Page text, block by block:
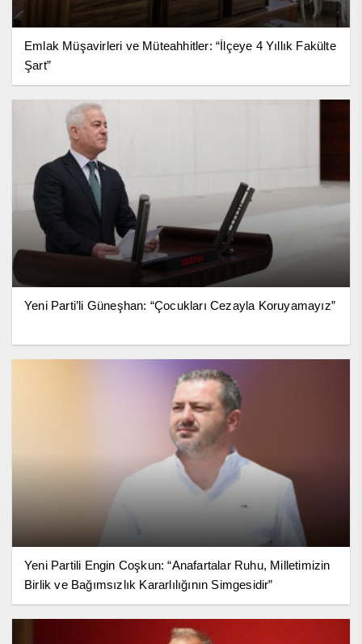
Emlak Müşavirleri ve Müteahhitler: “İlçeye 4 Yıllık Fakülte
Şart”
Yeni Parti’li Güneşhan: “Çocukları Cezayla Koruyamayız”
Yeni Partili Engin Coşkun: “Anafartalar Ruhu, Milletimizin
Birlik ve Bağımsızlık Kararlılığının Simgesidir”